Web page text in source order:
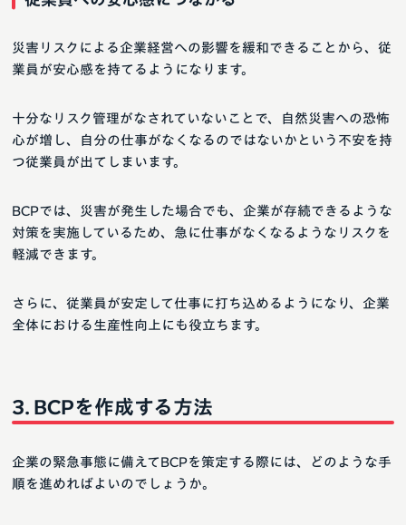
災害リスクによる企業経営への影響を緩和できることから、従
業員が安心感を持てるようになります。
十分なリスク管理がなされていないことで、自然災害への恐怖
心が増し、自分の仕事がなくなるのではないかという不安を持
つ従業員が出てしまいます。
BCPでは、災害が発生した場合でも、企業が存続できるような
対策を実施しているため、急に仕事がなくなるようなリスクを
軽減できます。
さらに、従業員が安定して仕事に打ち込めるようになり、企業
全体における生産性向上にも役立ちます。
BCPを作成する方法
企業の緊急事態に備えてBCPを策定する際には、どのような手
順を進めればよいのでしょうか。